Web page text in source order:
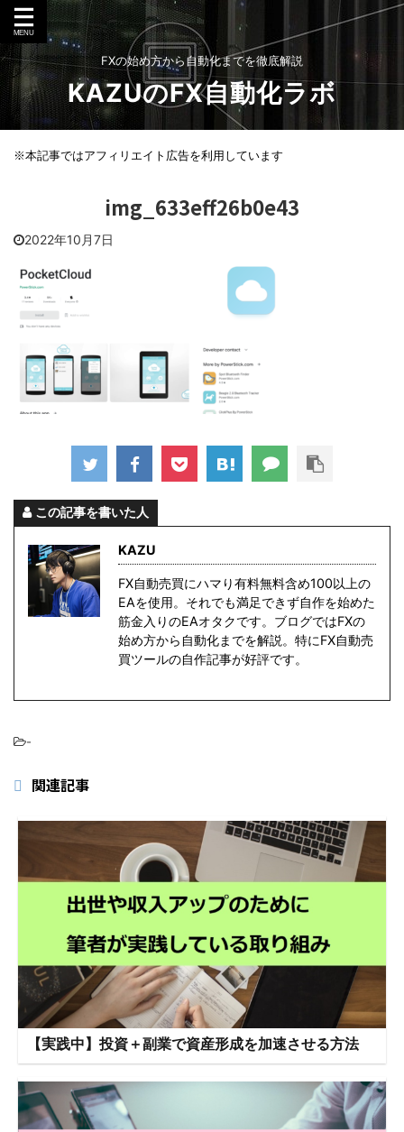
FXの始め方から自動化までを徹底解説
KAZUのFX自動化ラボ
※本記事ではアフィリエイト広告を利用しています
img_633eff26b0e43
2022年10月7日
この記事を書いた人
KAZU
FX自動売買にハマり有料無料含め100以上の
EAを使用。それでも満足できず自作を始めた
筋金入りのEAオタクです。ブログではFXの
始め方から自動化までを解説。特にFX自動売
買ツールの自作記事が好評です。
-
関連記事
【実践中】投資＋副業で資産形成を加速させる方法